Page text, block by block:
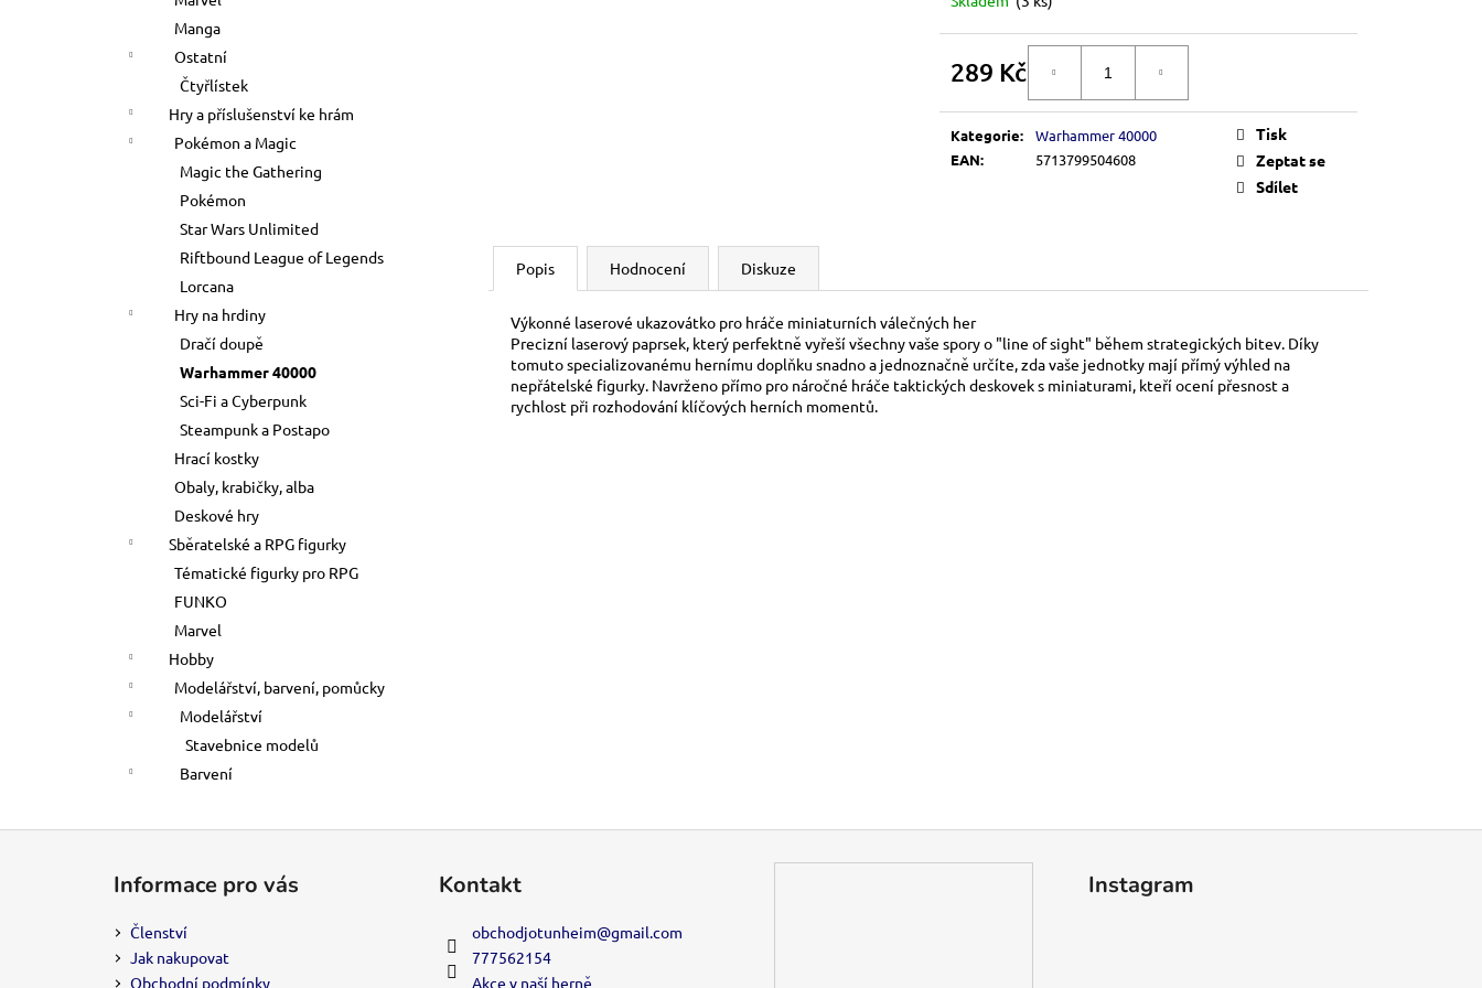
Manga
Ostatní
Čtyřlístek
Hry a příslušenství ke hrám
Pokémon a Magic
Magic the Gathering
Pokémon
Star Wars Unlimited
Riftbound League of Legends
Lorcana
Hry na hrdiny
Dračí doupě
Warhammer 40000
Sci-Fi a Cyberpunk
Steampunk a Postapo
Hrací kostky
Obaly, krabičky, alba
Deskové hry
Sběratelské a RPG figurky
Tématické figurky pro RPG
FUNKO
Marvel
Hobby
Modelářství, barvení, pomůcky
Modelářství
Stavebnice modelů
Barvení
289 Kč
cena:
Kategorie:
Warhammer 40000
EAN: 5713799504608
Tisk
Zeptat se
Sdílet
Popis Hodnocení Diskuze
Výkonné laserové ukazovátko pro hráče miniaturních válečných her
Precizní laserový paprsek, který perfektně vyřeší všechny vaše spory o "line of sight" během strategických bitev. Díky
tomuto specializovanému hernímu doplňku snadno a jednoznačně určíte, zda vaše jednotky mají přímý výhled na
nepřátelské figurky. Navrženo přímo pro náročné hráče taktických deskovek s miniaturami, kteří ocení přesnost a
rychlost při rozhodování klíčových herních momentů.
Informace pro vás
Členství
Jak nakupovat
Obchodní podmínky
Kontakt
obchodjotunheim@gmail.com
777562154
Akce v naší herně
Instagram